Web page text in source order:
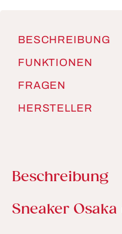
BESCHREIBUNG
FUNKTIONEN
FRAGEN
HERSTELLER
Beschreibung
Sneaker